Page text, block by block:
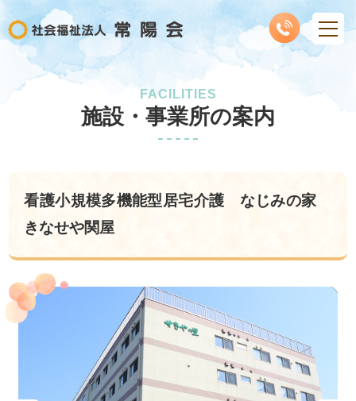
FACILITIES
施設・事業所の案内
看護小規模多機能型居宅介護 なじみの家
きなせや関屋